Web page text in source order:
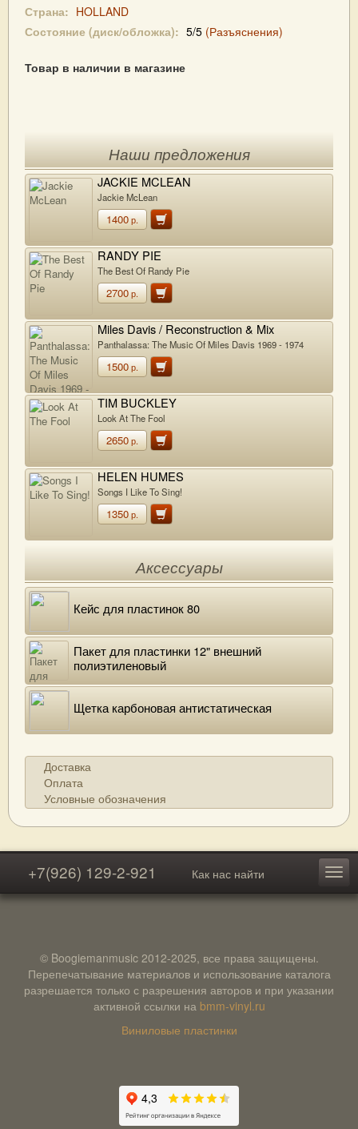
Страна: HOLLAND
Состояние (диск/обложка): 5/5 (Разъяснения)
Товар в наличии в магазине
Наши предложения
JACKIE MCLEAN
Jackie McLean
1400р.
RANDY PIE
The Best Of Randy Pie
2700р.
Miles Davis / Reconstruction & Mix
Translation By Bill Laswell
Panthalassa: The Music Of Miles Davis 1969 - 1974
1500р.
TIM BUCKLEY
Look At The Fool
2650р.
HELEN HUMES
Songs I Like To Sing!
1350р.
Аксессуары
Кейс для пластинок 80
Пакет для пластинки 12" внешний
полиэтиленовый
Щетка карбоновая антистатическая
Доставка
Оплата
Условные обозначения
+7(926) 129-2-921 Как нас найти
© Boogiemanmusic 2012-2025, все права защищены.
Перепечатывание материалов и использование каталога
разрешается только с разрешения авторов и при указании
активной ссылки на bmm-vinyl.ru
Виниловые пластинки